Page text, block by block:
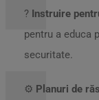
? Instruire
pentru a educa
securitate.
⚙️ Planuri de